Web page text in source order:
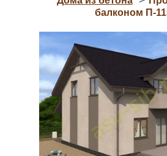
балконом П-